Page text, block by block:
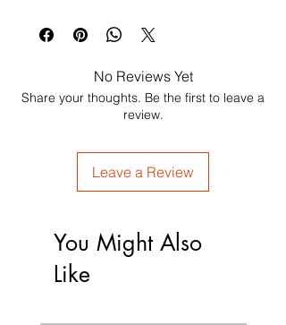
No Reviews Yet
Share your thoughts. Be the first to leave a
review.
Leave a Review
You Might Also
Like